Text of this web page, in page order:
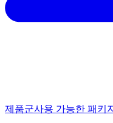
제품군사용 가능한 패키